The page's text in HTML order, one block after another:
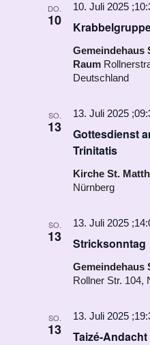
DO.
10
10. Juli 2025
Gemeindehaus
Raum
Deutschland
SO.
13
Gottesdienst
Trinitatis
13. Juli 2025
Kirche St.
Nürnberg
SO.
13 Stricksonntag
13. Juli 2025
Gemeindehaus
Rollner Str. 104,
SO.
13 Taizé-Andacht
13. Juli 2025